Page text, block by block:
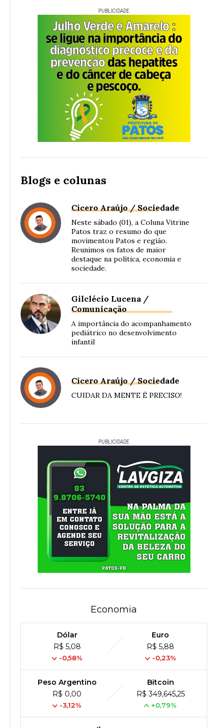
PUBLICIDADE
Blogs e colunas
Cícero Araújo / Sociedade
Neste sábado (01), a Coluna Vitrine
Patos traz o resumo do que
movimentou Patos e região.
Reunimos os fatos de maior
destaque na política, economia e
sociedade.
Gilclécio Lucena /
Comunicação
A importância do acompanhamento
pediátrico no desenvolvimento
infantil
Cícero Araújo / Sociedade
CUIDAR DA MENTE É PRECISO!
PUBLICIDADE
Economia
Dólar
R$ 5,08
-0,58%
Euro
R$ 5,88
-0,23%
Peso Argentino
R$ 0,00
-3,12%
Bitcoin
R$ 349,645,25
+0,79%